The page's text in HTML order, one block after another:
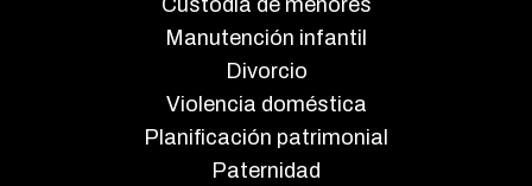
Custodia de menores
Manutención infantil
Divorcio
Violencia doméstica
Planificación patrimonial
Paternidad